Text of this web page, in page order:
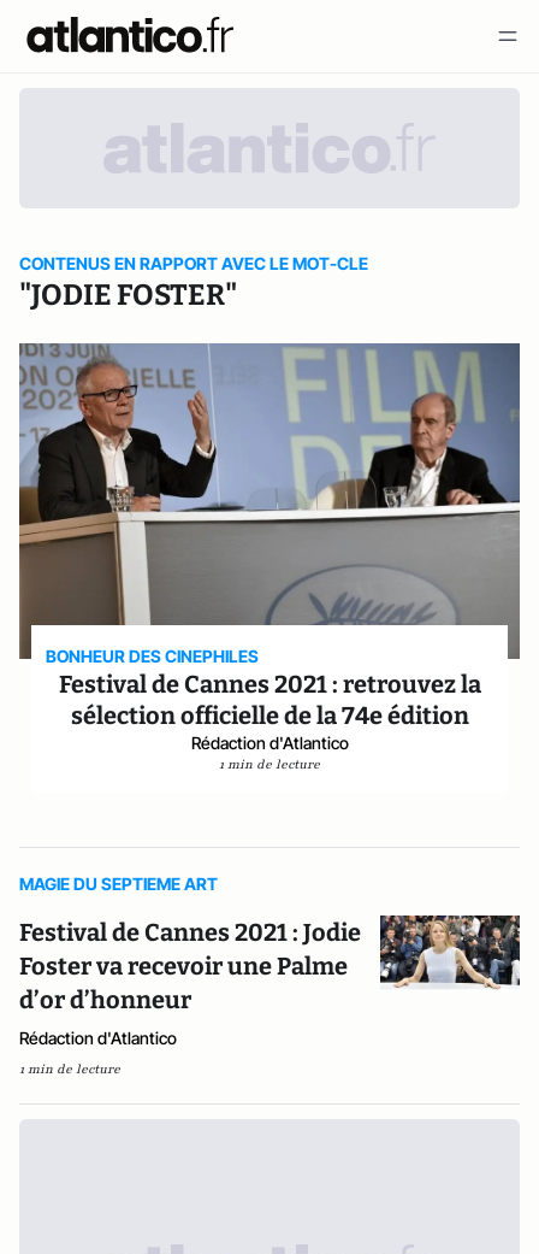
CONTENUS EN RAPPORT AVEC LE MOT-CLE
"JODIE FOSTER"
BONHEUR DES CINEPHILES
Festival de Cannes 2021 : retrouvez la
sélection officielle de la 74e édition
Rédaction d'Atlantico
1 min de lecture
MAGIE DU SEPTIEME ART
Festival de Cannes 2021 : Jodie
Foster va recevoir une Palme
d’or d’honneur
Rédaction d'Atlantico
1 min de lecture